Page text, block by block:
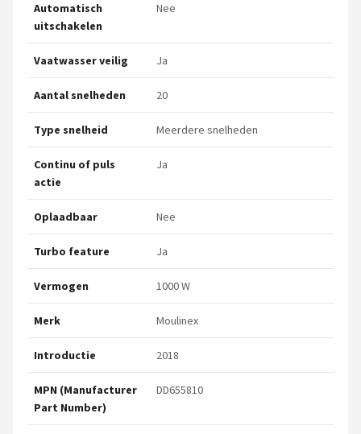
Automatisch
uitschakelen
Nee
Vaatwasser veilig Ja
Aantal snelheden 20
Type snelheid Meerdere snelheden
Continu of puls
actie
Ja
Oplaadbaar Nee
Turbo feature Ja
Vermogen 1000 W
Merk Moulinex
Introductie 2018
MPN (Manufacturer
Part Number)
DD655810